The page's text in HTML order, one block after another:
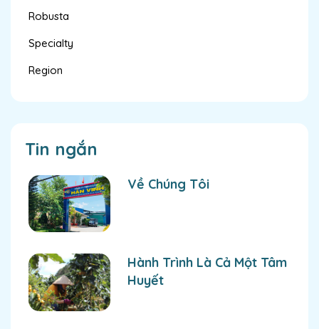
Robusta
Specialty
Region
Tin ngắn
Về Chúng Tôi
Hành Trình Là Cả Một Tâm
Huyết